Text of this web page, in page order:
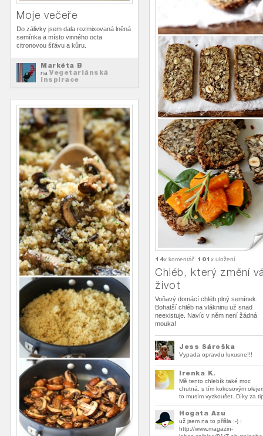
Moje večeře
Do zálivky jsem dala rozmixovaná lněná
semínka a místo vinného octa
citronovou šťávu a kůru.
Markéta B
na Vegetariánská
inspirace
14x komentář 101 x uložení
Chléb, který změní
život
Voňavý domácí chléb plný semínek.
Bohatší chléb na vlákninu už snad
neexistuje. Navíc v něm není žádná
mouka!
Jess Sároška
Vypada opravdu luxusne!!!
Irenka K.
Mě tento chlebík také moc
chutná, s tím kokosovým
to musím vyzkoušet. Díky za
Hogata Azu
už jsem na to přišla :-) :
http://www.magazin-